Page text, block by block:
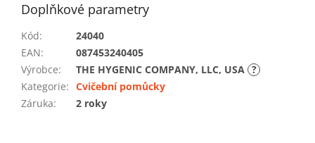
Doplňkové parametry
Kód:
24040
EAN:
087453240405
Výrobce: THE HYGENIC COMPANY, LLC, USA ?
Kategorie: Cvičební pomůcky
Záruka: 2 roky